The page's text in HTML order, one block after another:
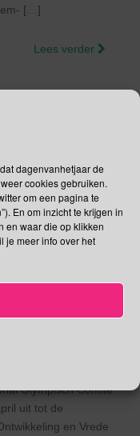
dagenvanhetjaar de
cookies gebruiken.
om een pagina te
En om inzicht te krijgen in
en waar die op klikken
je meer info over het
[…]
Lees verder
Dag
|
|
en Vrede Op
Olympisch Comité
uit tot de
en Vrede